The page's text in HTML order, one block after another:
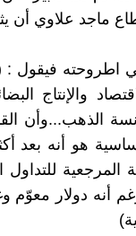
ماجد علاوي
اطروحته فيقول : (
والإنتاج
دولار لإونسة
هو أنه بعد
المرجعية
أنه دولار